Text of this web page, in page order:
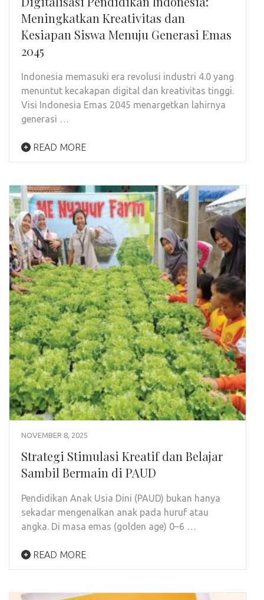
Meningkatkan Kreativitas dan
Kesiapan Siswa Menuju Generasi Emas
2045
Indonesia memasuki era revolusi industri 4.0 yang
menuntut kecakapan digital dan kreativitas tinggi.
Visi Indonesia Emas 2045 menargetkan lahirnya
generasi …
READ MORE
NOVEMBER 8, 2025
Strategi Stimulasi Kreatif dan Belajar
Sambil Bermain di PAUD
Pendidikan Anak Usia Dini (PAUD) bukan hanya
sekadar mengenalkan anak pada huruf atau
angka. Di masa emas (golden age) 0–6 …
READ MORE